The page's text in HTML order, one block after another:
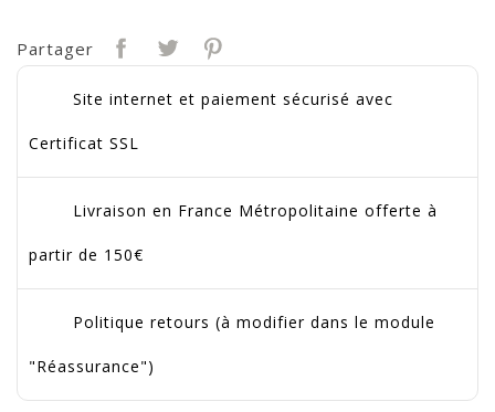
Partager
Site internet et paiement sécurisé avec
Certificat SSL
Livraison en France Métropolitaine offerte à
partir de 150€
Politique retours (à modifier dans le module
"Réassurance")